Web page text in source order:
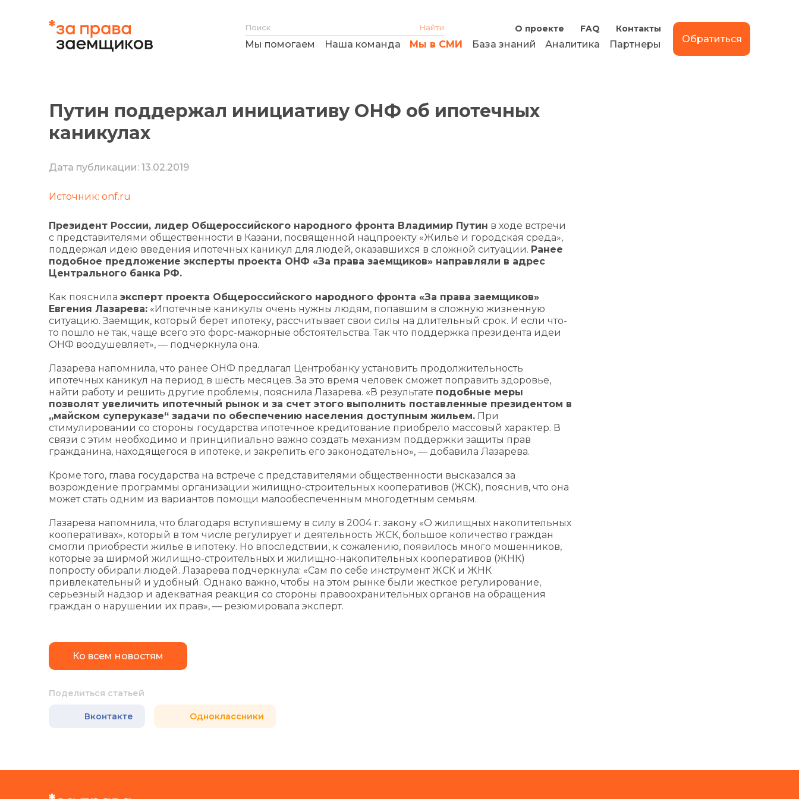
О проекте FAQ Контакты
Мы помогаем Наша команда Мы в СМИ База знаний Аналитика Партнеры Обратиться
Путин поддержал инициативу ОНФ об ипотечных
каникулах
Дата публикации: 13.02.2019
Источник: onf.ru
Президент России, лидер Общероссийского народного фронта Владимир Путин в ходе встречи
с представителями общественности в Казани, посвященной нацпроекту «Жилье и городская среда»,
поддержал идею введения ипотечных каникул для людей, оказавшихся в сложной ситуации. Ранее
подобное предложение эксперты проекта ОНФ «За права заемщиков» направляли в адрес
Центрального банка РФ.
Как пояснила эксперт проекта Общероссийского народного фронта «За права заемщиков»
Евгения Лазарева: «Ипотечные каникулы очень нужны людям, попавшим в сложную жизненную
ситуацию. Заемщик, который берет ипотеку, рассчитывает свои силы на длительный срок. И если что-
то пошло не так, чаще всего это форс-мажорные обстоятельства. Так что поддержка президента идеи
ОНФ воодушевляет», — подчеркнула она.
Лазарева напомнила, что ранее ОНФ предлагал Центробанку установить продолжительность
ипотечных каникул на период в шесть месяцев. За это время человек сможет поправить здоровье,
найти работу и решить другие проблемы, пояснила Лазарева. «В результате подобные меры
позволят увеличить ипотечный рынок и за счет этого выполнить поставленные президентом в
„майском суперуказе“ задачи по обеспечению населения доступным жильем. При
стимулировании со стороны государства ипотечное кредитование приобрело массовый характер. В
связи с этим необходимо и принципиально важно создать механизм поддержки защиты прав
гражданина, находящегося в ипотеке, и закрепить его законодательно», — добавила Лазарева.
Кроме того, глава государства на встрече с представителями общественности высказался за
возрождение программы организации жилищно-строительных кооперативов (ЖСК), пояснив, что она
может стать одним из вариантов помощи малообеспеченным многодетным семьям.
Лазарева напомнила, что благодаря вступившему в силу в 2004 г. закону «О жилищных накопительных
кооперативах», который в том числе регулирует и деятельность ЖСК, большое количество граждан
смогли приобрести жилье в ипотеку. Но впоследствии, к сожалению, появилось много мошенников,
которые за ширмой жилищно-строительных и жилищно-накопительных кооперативов (ЖНК)
попросту обирали людей. Лазарева подчеркнула: «Сам по себе инструмент ЖСК и ЖНК
привлекательный и удобный. Однако важно, чтобы на этом рынке были жесткое регулирование,
серьезный надзор и адекватная реакция со стороны правоохранительных органов на обращения
граждан о нарушении их прав», — резюмировала эксперт.
Ко всем новостям
Поделиться статьей
Вконтакте Одноклассники